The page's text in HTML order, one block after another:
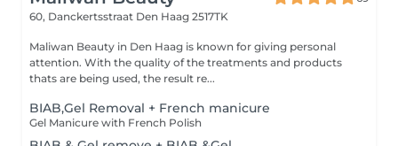
60, Danckertsstraat Den Haag 2517TK
Maliwan Beauty in Den Haag is known for giving personal
attention. With the quality of the treatments and products
thats are being used, the result re...
BIAB,Gel Removal + French manicure
Gel Manicure with French Polish